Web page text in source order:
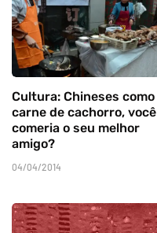
Cultura: Chineses como
carne de cachorro, você
comeria o seu melhor
amigo?
04/04/2014